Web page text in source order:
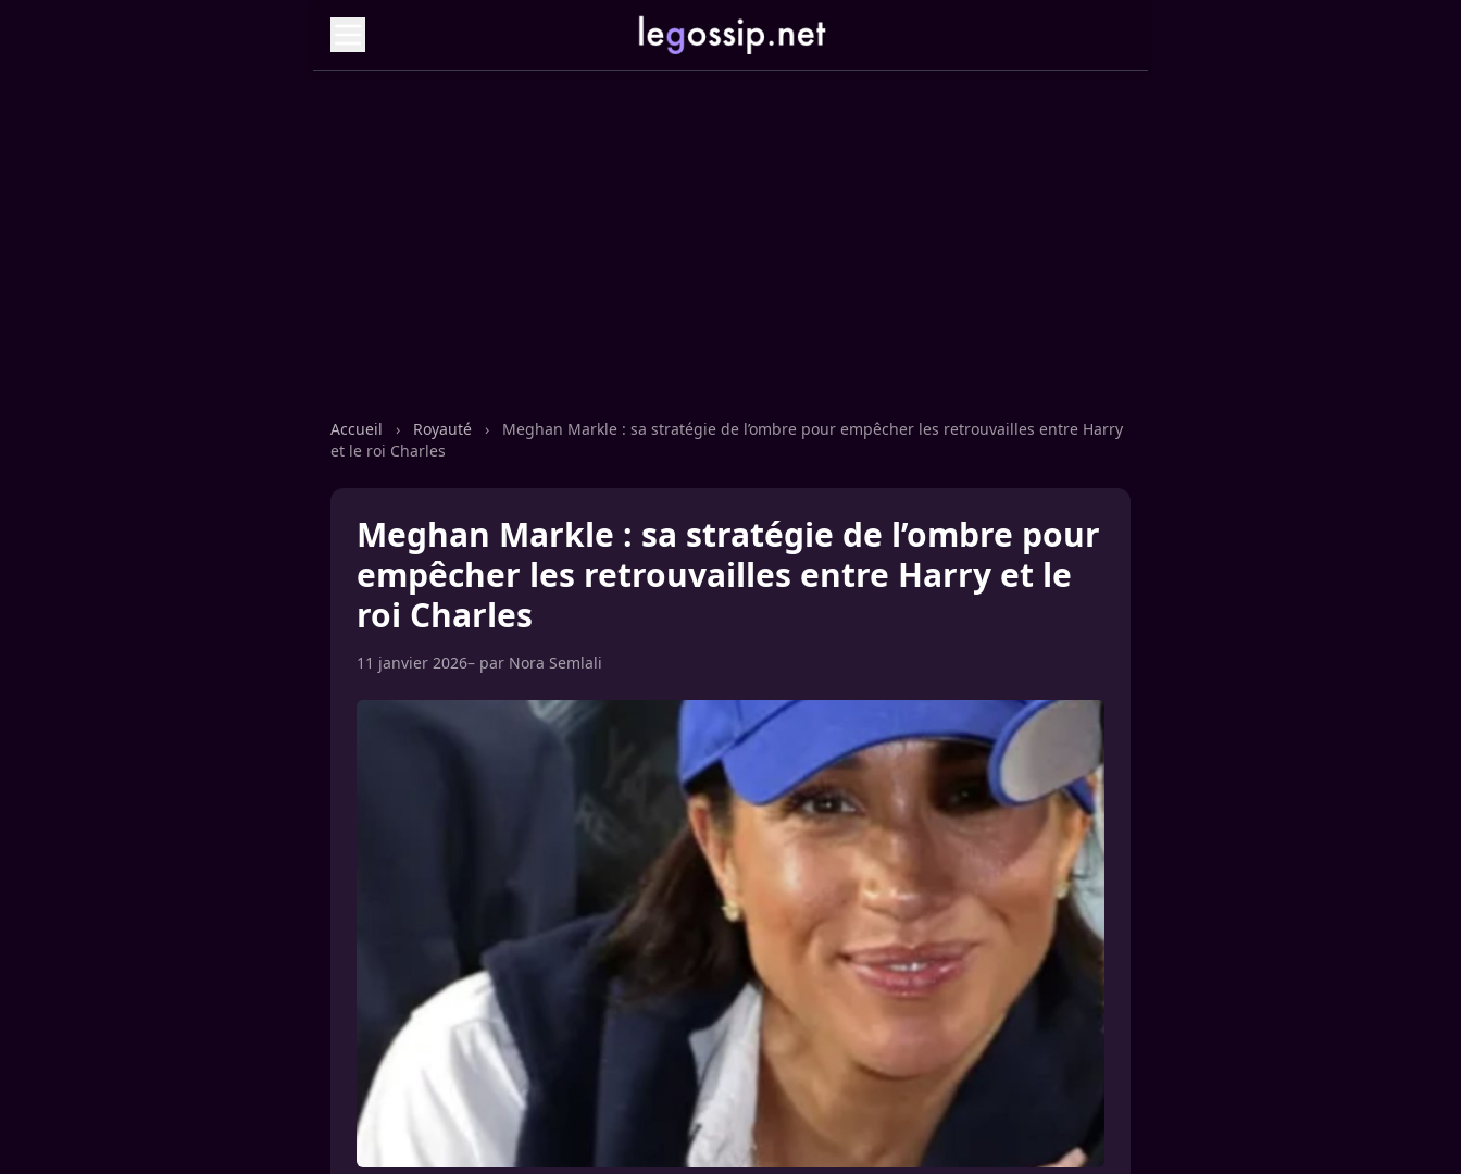
Accueil › Royauté ›
Meghan Markle : sa stratégie de l’ombre pour empêcher les retrouvailles entre Harry
et le roi Charles
Meghan Markle : sa stratégie de l’ombre pour
empêcher les retrouvailles entre Harry et le
roi Charles
11 janvier 2026– par Nora Semlali